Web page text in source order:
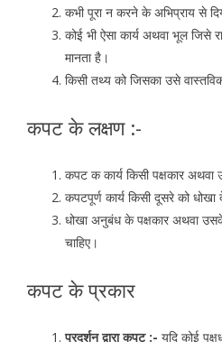
कभी पूरा न करने के अभिप्राय से
कोई भी ऐसा कार्य अथवा भूल जिसे
मानता है।
किसी तथ्य को जिसका उसे
कपट के लक्षण :-
कपट क कार्य किसी पक्षकार अथवा
कपटपूर्ण कार्य किसी दूसरे को धोखा
धोखा अनुबंध के पक्षकार अथवा
चाहिए।
कपट के प्रकार
प्रदर्शन द्वारा कपट :- यदि कोई